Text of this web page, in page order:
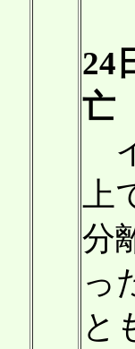
24
亡
分
っ
と